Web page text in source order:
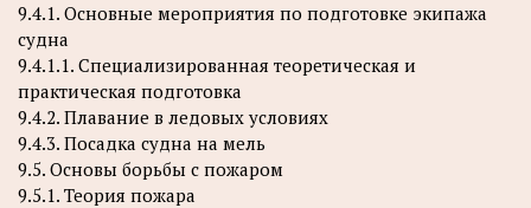
9.4.1. Основные мероприятия по подготовке экипажа
судна
9.4.1.1. Специализированная теоретическая и
практическая подготовка
9.4.2. Плавание в ледовых условиях
9.4.3. Посадка судна на мель
9.5. Основы борьбы с пожаром
9.5.1. Теория пожара